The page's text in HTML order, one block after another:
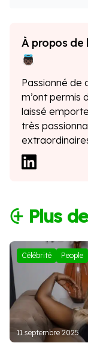
À propos
Passionné de
m’ont permis
laissé
très
⨭ Plus
Célébrité People
11 septembre 2025